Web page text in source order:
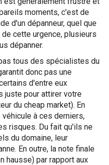
moments, c'est de
d'un dépanneur, quel que
cette urgence, plusieurs
dépanner.
tous des spécialistes du
donc pas une
d'entre eux
juste pour attirer votre
du cheap market). En
à ces derniers,
risques. Du fait qu'ils ne
du domaine, leur
En outre, la note finale
hausse) par rapport aux